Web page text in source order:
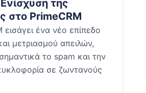
της
στο PrimeCRM
εισάγει ένα νέο επίπεδο
μετριασμού απειλών,
το spam και την
σε ζωντανούς